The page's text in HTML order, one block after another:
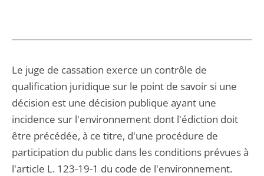
Le juge de cassation exerce un contrôle de
qualification juridique sur le point de savoir si une
décision est une décision publique ayant une
incidence sur l'environnement dont l'édiction doit
être précédée, à ce titre, d'une procédure de
participation du public dans les conditions prévues à
l'article L. 123-19-1 du code de l'environnement.